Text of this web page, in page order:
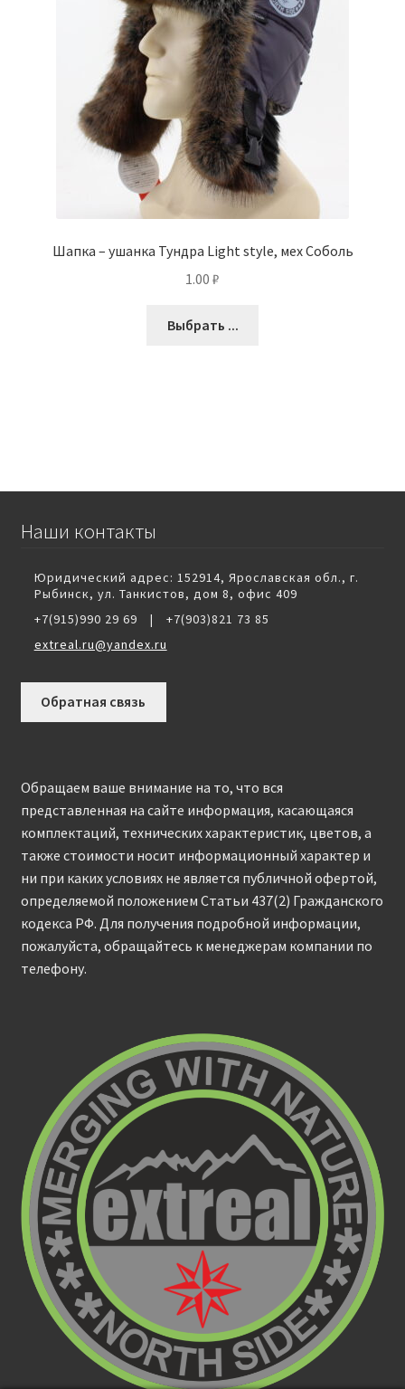
Шапка – ушанка Тундра Light style, мех Соболь
1.00 ₽
Выбрать ...
Наши контакты
Юридический адрес: 152914, Ярославская обл., г.
Рыбинск, ул. Танкистов, дом 8, офис 409
+7(915)990 29 69
|
+7(903)821 73 85
extreal.ru@yandex.ru
Обратная связь
Обращаем ваше внимание на то, что вся
представленная на сайте информация, касающаяся
комплектаций, технических характеристик, цветов, а
также стоимости носит информационный характер и
ни при каких условиях не является публичной офертой,
определяемой положением Статьи 437(2) Гражданского
кодекса РФ. Для получения подробной информации,
пожалуйста, обращайтесь к менеджерам компании по
телефону.